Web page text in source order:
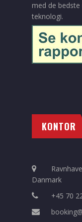
med de
teknologi.
KONTOR
Danmark
+45 70